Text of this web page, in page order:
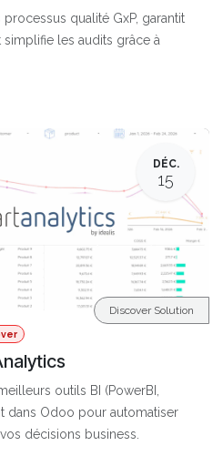
qualité GxP, garantit
les audits grâce à
DÉC.
15
outils BI (PowerBI,
dans Odoo pour automatiser
décisions business.
Discover Solution